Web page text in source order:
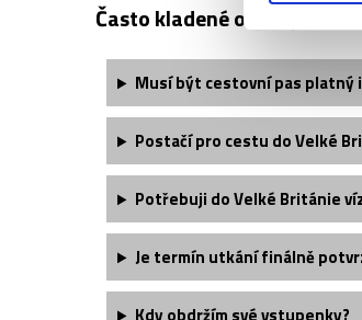
Často kladené otázky:
Musí být cestovní pas platný
Postačí pro cestu do Velké
Potřebuji do Velké Británie
Je termín utkání finálně